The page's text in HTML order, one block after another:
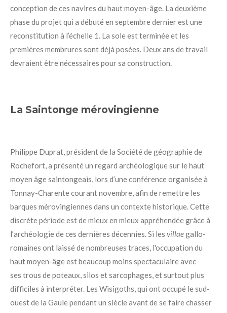
conception de ces navires du haut moyen-âge. La deuxième
phase du projet qui a débuté en septembre dernier est une
reconstitution à l’échelle 1. La sole est terminée et les
premières membrures sont déjà posées. Deux ans de travail
devraient être nécessaires pour sa construction.
La Saintonge mérovingienne
Philippe Duprat, président de la Société de géographie de
Rochefort, a présenté un regard archéologique sur le haut
moyen âge saintongeais, lors d’une conférence organisée à
Tonnay-Charente courant novembre, afin de remettre les
barques mérovingiennes dans un contexte historique. Cette
discrète période est de mieux en mieux appréhendée grâce à
l’archéologie de ces dernières décennies. Si les villaegallo-
romaines ont laissé de nombreuses traces, l'occupation du
haut moyen-âge est beaucoup moins spectaculaire avec
ses trous de poteaux, silos et sarcophages, et surtout plus
difficiles à interpréter. Les Wisigoths, qui ont occupé le sud-
ouest de la Gaule pendant un siècle avant de se faire chasser